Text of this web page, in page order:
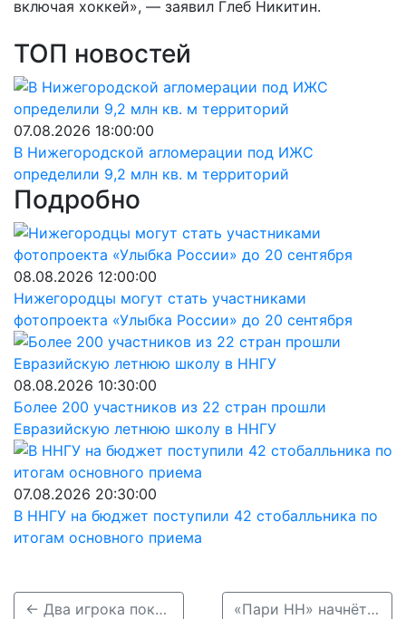
включая хоккей», — заявил Глеб Никитин.
ТОП новостей
07.08.2026 18:00:00
В Нижегородской агломерации под ИЖС
определили 9,2 млн кв. м территорий
Подробно
08.08.2026 12:00:00
Нижегородцы могут стать участниками
фотопроекта «Улыбка России» до 20 сентября
08.08.2026 10:30:00
Более 200 участников из 22 стран прошли
Евразийскую летнюю школу в ННГУ
07.08.2026 20:30:00
В ННГУ на бюджет поступили 42 стобалльника по
итогам основного приема
← Два игрока покинули «Пари НН» перед новым сезоном РПЛ «Пари НН» начнёт сезон РПЛ матчем с «Краснодаром», завершит — игрой в Казани →